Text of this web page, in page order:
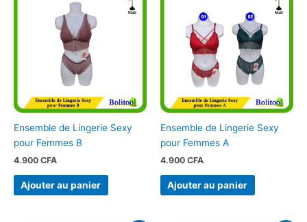
Ensemble de Lingerie Sexy
pour Femmes B
4.900 CFA
Ajouter au panier
Ensemble de Lingerie Sexy
pour Femmes A
4.900 CFA
Ajouter au panier